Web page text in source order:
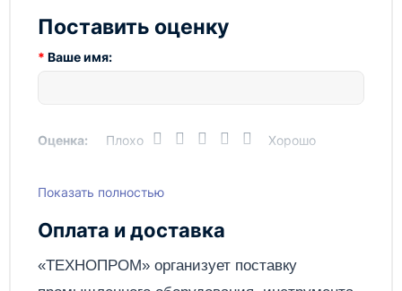
Поставить оценку
Ваше имя:
Оценка: Плохо Хорошо
Написать отзыв
Показать полностью
Оплата и доставка
«ТЕХНОПРОМ» организует поставку